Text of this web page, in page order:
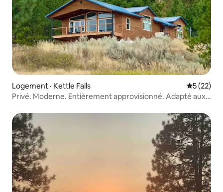
Logement · Kettle Falls Note
5 (22)
Privé. Moderne. Entièrement approvisionné. Adapté aux